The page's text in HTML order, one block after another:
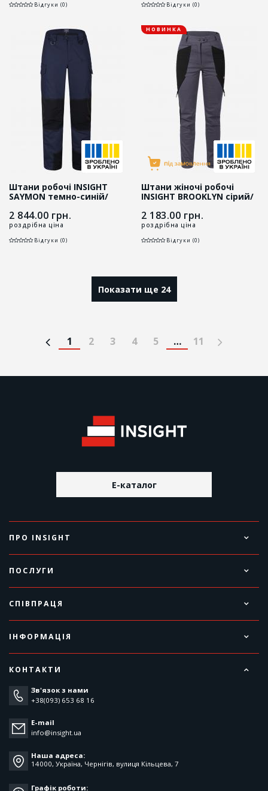
Відгуки (0) Відгуки (0)
Штани робочі INSIGHT
SAYMON темно-синій/
2 844.00 грн.
роздрібна ціна
Відгуки (0)
НОВИНКА
Штани жіночі робочі
INSIGHT BROOKLYN сірий/
2 183.00 грн.
роздрібна ціна
Відгуки (0)
Показати ще 24
1 2 3 4 5 … 11
E-каталог
ПРО INSIGHT
ПОСЛУГИ
СПІВПРАЦЯ
ІНФОРМАЦІЯ
КОНТАКТИ
Зв'язок з нами
+38(093) 653 68 16
E-mail
info@insight.ua
Наша адреса:
14000, Україна, Чернігів, вулиця Кільцева, 7
Графік роботи: